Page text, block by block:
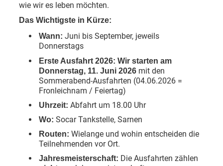
wie wir es leben möchten.
Das Wichtigste in Kürze:
Wann: Juni bis September, jeweils
Donnerstags
Erste Ausfahrt 2026: Wir starten am
Donnerstag, 11. Juni 2026mit den
Sommerabend-Ausfahrten (04.06.2026 =
Fronleichnam / Feiertag)
Uhrzeit: Abfahrt um 18.00 Uhr
Wo: Socar Tankstelle, Sarnen
Routen: Wielange und wohin entscheiden die
Teilnehmenden vor Ort.
Jahresmeisterschaft: Die Ausfahrten zählen